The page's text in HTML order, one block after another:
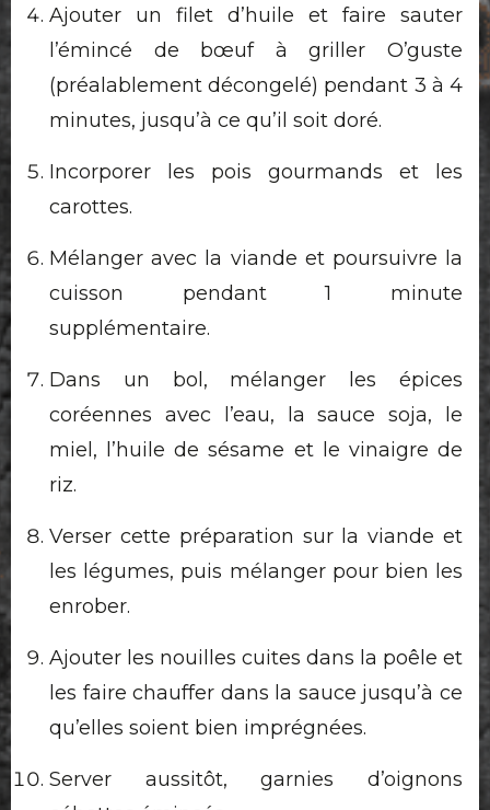
Ajouter un filet d’huile et faire sauter
l’émincé de bœuf à griller O’guste
(préalablement décongelé) pendant 3 à 4
minutes, jusqu’à ce qu’il soit doré.
Incorporer les pois gourmands et les
carottes.
Mélanger avec la viande et poursuivre la
cuisson pendant 1 minute
supplémentaire.
Dans un bol, mélanger les épices
coréennes avec l’eau, la sauce soja, le
miel, l’huile de sésame et le vinaigre de
riz.
Verser cette préparation sur la viande et
les légumes, puis mélanger pour bien les
enrober.
Ajouter les nouilles cuites dans la poêle et
les faire chauffer dans la sauce jusqu’à ce
qu’elles soient bien imprégnées.
Server aussitôt, garnies d’oignons